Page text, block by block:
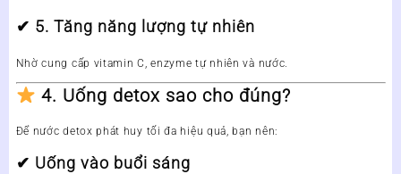
✔ 5. Tăng năng lượng tự nhiên
Nhờ cung cấp vitamin C, enzyme tự nhiên và nước.
4. Uống detox sao cho đúng?
Để nước detox phát huy tối đa hiệu quả, bạn nên:
✔ Uống vào buổi sáng